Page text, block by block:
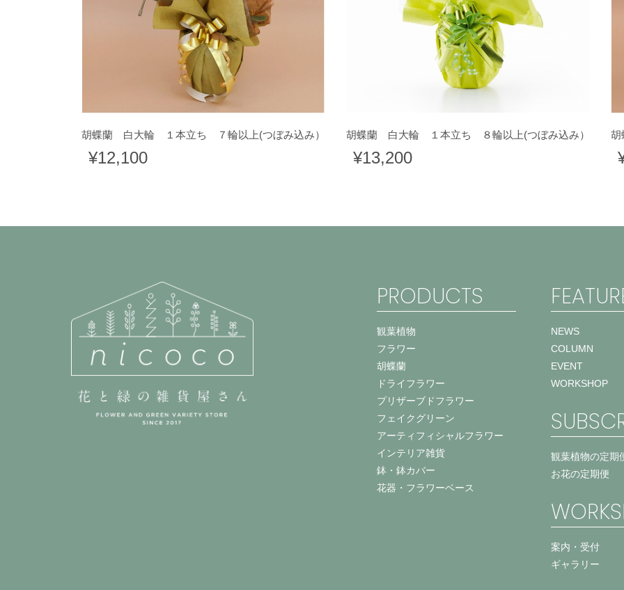
胡蝶蘭 白大輪 １本立ち ７輪以上(つぼみ込み）
¥12,100
胡蝶蘭 白大輪 １本立ち ８輪以上(つぼみ込み）
¥13,200
胡
PRODUCTS
観葉植物
フラワー
胡蝶蘭
ドライフラワー
プリザーブドフラワー
フェイクグリーン
アーティフィシャルフラワー
インテリア雑貨
鉢・鉢カバー
花器・フラワーベース
NEWS
COLUMN
EVENT
WORKSHOP
観葉植物の定期
お花の定期便
案内・受付
ギャラリー